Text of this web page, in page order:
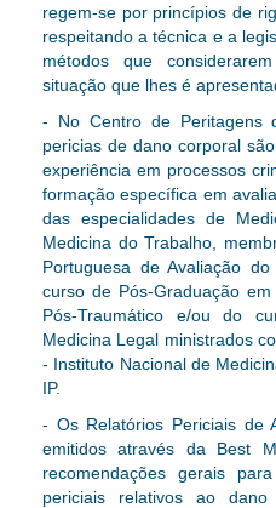
regem-se por princípios de
respeitando a técnica e a
métodos que
situação que lhes é
- No Centro de Peritagens
pericias de dano corporal
experiência em processos
formação específica em
das especialidades de
Medicina do Trabalho,
Portuguesa de Avaliação
curso de Pós-Graduação
Pós-Traumático e/ou do
Medicina Legal ministrados
- Instituto Nacional de
IP.
- Os Relatórios Periciais de
emitidos através da Best
recomendações gerais
periciais relativos ao dano